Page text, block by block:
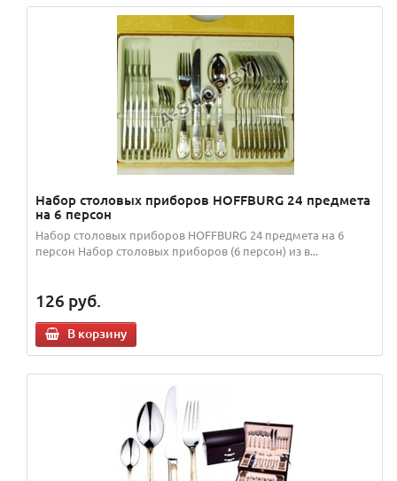
Набор столовых приборов HOFFBURG 24 предмета
на 6 персон
Набор столовых приборов HOFFBURG 24 предмета на 6
персон Набор столовых приборов (6 персон) из в...
126 руб.
В корзину